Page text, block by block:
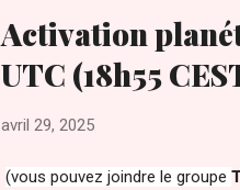
Activation
UTC (18h55
avril 29, 2025
(vous pouvez joindre le groupe